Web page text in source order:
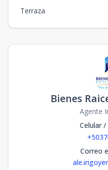
Terraza
Bienes
Agente
Celular
Correo